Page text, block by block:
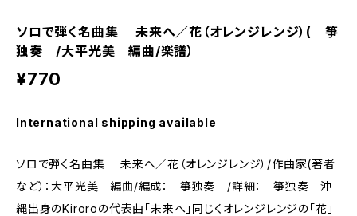
ソロで弾く名曲集 未来へ／花（オレンジレンジ）( 箏
独奏 /大平光美 編曲/楽譜）
¥770
International shipping available
ソロで弾く名曲集 未来へ／花（オレンジレンジ）/作曲家(著者
など）：大平光美 編曲/編成： 箏独奏 /詳細： 箏独奏 沖
縄出身のKiroroの代表曲「未来へ」同じくオレンジレンジの「花」